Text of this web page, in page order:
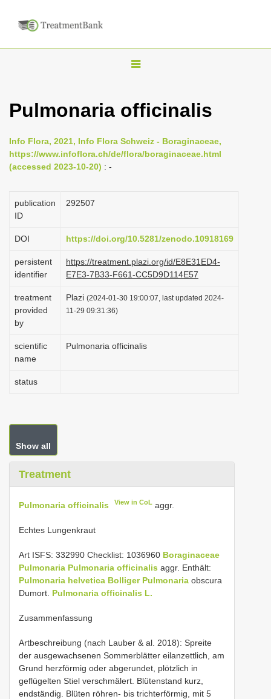
T
g
g
t
o
Pulmonaria officinalis
Info Flora, 2021, Info Flora Schweiz - Boraginaceae,
https://www.infoflora.ch/de/flora/boraginaceae.html
(accessed 2023-10-20) : -
publication
ID
292507
DOI https://doi.org/10.5281/zenodo.10918169
persistent
identifier
https://treatment.plazi.org/id/E8E31ED4-
E7E3-7B33-F661-CC5D9D114E57
treatment
provided
by
Plazi (2024-01-30 19:00:07, last updated 2024-
11-29 09:31:36)
scientific
name
Pulmonaria officinalis
status
Show all
Treatment
Pulmonaria officinalis View in CoL aggr.
Echtes Lungenkraut
Art ISFS: 332990 Checklist: 1036960 Boraginaceae
Pulmonaria Pulmonaria officinalis aggr. Enthält:
Pulmonaria helvetica Bolliger Pulmonaria obscura
Dumort. Pulmonaria officinalis L.
Zusammenfassung
Artbeschreibung (nach Lauber & al. 2018): Spreite
der ausgewachsenen Sommerblätter eilanzettlich, am
Grund herzförmig oder abgerundet, plötzlich in
geflügelten Stiel verschmälert. Blütenstand kurz,
endständig. Blüten röhren- bis trichterförmig, mit 5